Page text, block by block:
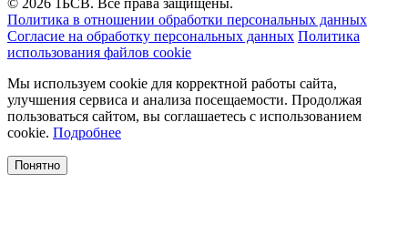
Политика в отношении обработки персональных данных
Согласие на обработку персональных данных Политика
использования файлов cookie
Мы используем cookie для корректной работы сайта,
улучшения сервиса и анализа посещаемости. Продолжая
пользоваться сайтом, вы соглашаетесь с использованием
cookie. Подробнее
Понятно